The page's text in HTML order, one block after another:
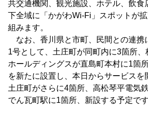
共交通機関、観光施設、ホテル、飲食
下全域に「かがわWi-Fi」スポットが
組みます。
なお、香川県と市町、民間との連携
1号として、土庄町が同町内に3箇所
ホールディングスが直島町本村に1箇
を新たに設置し、本日からサービスを
土庄町がさらに4箇所、高松琴平電気
でん瓦町駅に1箇所、新設する予定です